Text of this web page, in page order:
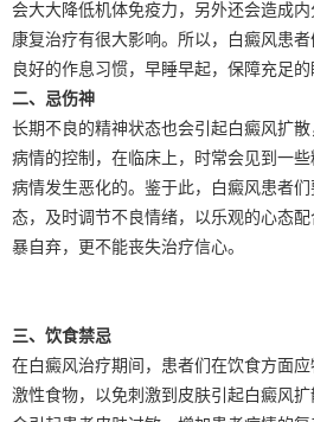
会大大降低机体免疫力，另外还会造成
康复治疗有很大影响。所以，白癜风患
良好的作息习惯，早睡早起，保障充足的
二、忌伤神
长期不良的精神状态也会引起白癜风扩
病情的控制，在临床上，时常会见到一
病情发生恶化的。鉴于此，白癜风患者
态，及时调节不良情绪，以乐观的心态
暴自弃，更不能丧失治疗信心。
三、饮食禁忌
在白癜风治疗期间，患者们在饮食方面
激性食物，以免刺激到皮肤引起白癜风